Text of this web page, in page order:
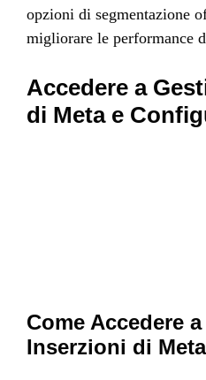
opzioni di segmentazione
migliorare le performance
Accedere a
di Meta e
Come Accedere
Inserzioni di Meta